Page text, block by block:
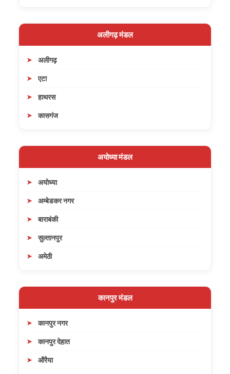
अलीगढ़ मंडल
अलीगढ़
एटा
हाथरस
कासगंज
अयोध्या मंडल
अयोध्या
अम्बेडकर नगर
बाराबंकी
सुल्तानपुर
अमेठी
कानपुर मंडल
कानपुर नगर
कानपुर देहात
औरैया